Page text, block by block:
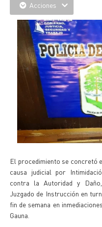
Acciones
El procedimiento se concretó
causa judicial por
contra la Autoridad y
Juzgado de Instrucción en
fin de semana en
Gauna.